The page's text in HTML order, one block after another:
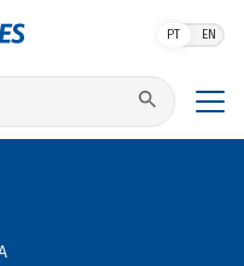
PT EN
site